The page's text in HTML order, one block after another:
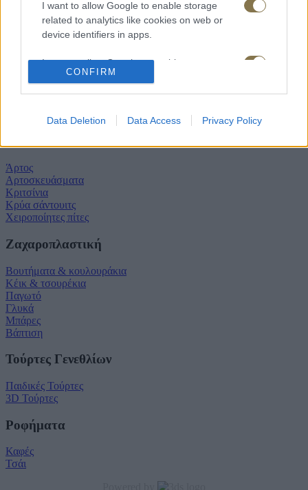
I want to allow Google to enable storage
related to analytics like cookies on web or
device identifiers in apps.
I want to allow Google to enable storage
related to functionality of the website or app.
related to personalization.
I want to allow Google to enable storage
functionality and fraud prevention, and other
user protection.
CONFIRM
Data Deletion Data Access Privacy Policy
Πληροφορίες
Προφίλ
Επικοινωνία
Άρτος
Αρτοσκευάσματα
Κριτσίνια
Κρύα σάντουιτς
Χειροποίητες πίτες
Ζαχαροπλαστική
Βουτήματα & κουλουράκια
Κέικ & τσουρέκια
Παγωτό
Γλυκά
Μπάρες
Βάπτιση
Τούρτες Γενεθλίων
Παιδικές Τούρτες
3D Τούρτες
Ροφήματα
Καφές
Τσάι